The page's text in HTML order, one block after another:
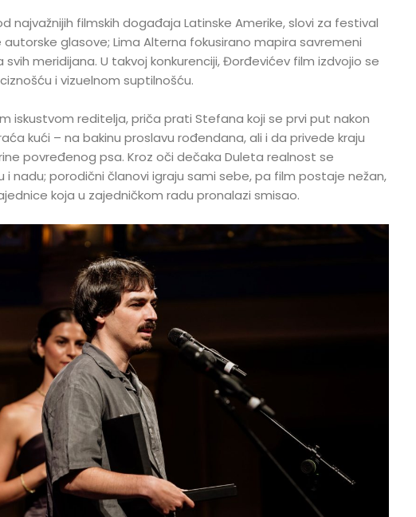
najvažnijih filmskih događaja Latinske Amerike, slovi za festival
autorske glasove; Lima Alterna fokusirano mapira savremeni
svih meridijana. U takvoj konkurenciji, Đorđevićev film izdvojio se
i vizuelnom suptilnošću.
iskustvom reditelja, priča prati Stefana koji se prvi put nakon
kući – na bakinu proslavu rođendana, ali i da privede kraju
povređenog psa. Kroz oči dečaka Duleta realnost se
i nadu; porodični članovi igraju sami sebe, pa film postaje nežan,
koja u zajedničkom radu pronalazi smisao.